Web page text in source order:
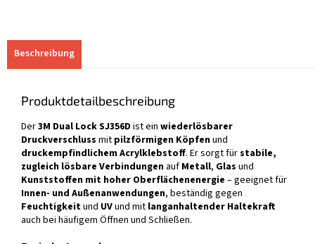
Beschreibung
Produktdetailbeschreibung
Der3M Dual Lock SJ356D ist ein wiederlösbarer
Druckverschluss mit pilzförmigen Köpfenund
druckempfindlichem Acrylklebstoff. Er sorgt fürstabile,
zugleich lösbare Verbindungen auf Metall, Glas und
Kunststoffen mit hoher Oberflächenenergie – geeignet für
Innen- und Außenanwendungen, beständig gegen
Feuchtigkeitund UVund mit langanhaltender Haltekraft
auch bei häufigem Öffnen und Schließen.